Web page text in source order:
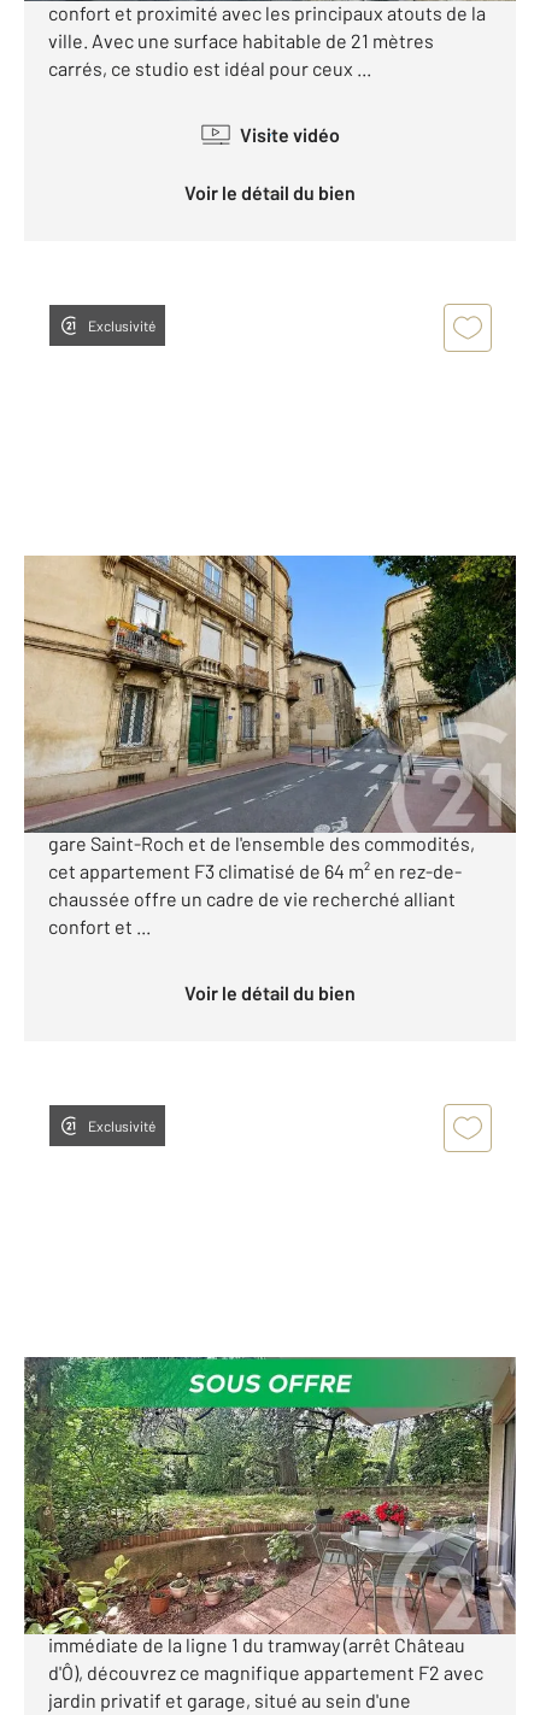
confort et proximité avec les principaux atouts de la
ville. Avec une surface habitable de 21 mètres
carrés, ce studio est idéal pour ceux ...
Visite vidéo
Voir le détail du bien
Exclusivité
MONTPELLIER 34
64,80 m 2, 3 pièces
Ref : 2036
Appartement F3 à vendre
199 000 €
MONTPELLIER CENTRE-VILLE / GARE SAINT-ROCH
Situé au cœur de Montpellier, à quelques pas de la
gare Saint-Roch et de l'ensemble des commodités,
cet appartement F3 climatisé de 64 m² en rez-de-
chaussée offre un cadre de vie recherché alliant
confort et ...
Voir le détail du bien
Exclusivité
MONTPELLIER 34
44,33 m2, 2 pièces
Ref : 2016
Appartement F2 à vendre
177 000 €
Exclusivité CENTURY 21 Granié Immobilier !
Montpellier Hôpitaux-Facultés À proximité
immédiate de la ligne 1 du tramway (arrêt Château
d'Ô), découvrez ce magnifique appartement F2 avec
jardin privatif et garage, situé au sein d'une